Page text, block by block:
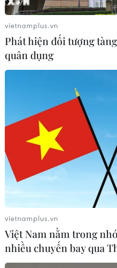
vietnamplus.vn
Phát hiện đối tượng
quân dụng
vietnamplus.vn
Việt Nam nằm trong
nhiều chuyến bay qua